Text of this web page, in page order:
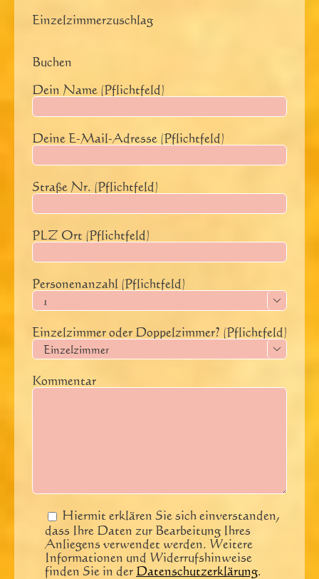
Einzelzimmerzuschlag
Buchen
Dein Name (Pflichtfeld)
Deine E-Mail-Adresse (Pflichtfeld)
Straße Nr. (Pflichtfeld)
PLZ Ort (Pflichtfeld)
Personenanzahl (Pflichtfeld)

Einzelzimmer oder Doppelzimmer? (Pflichtfeld)

Kommentar
Hiermit erklären Sie sich einverstanden,
dass Ihre Daten zur Bearbeitung Ihres
Anliegens verwendet werden. Weitere
Informationen und Widerrufshinweise
finden Sie in der Datenschutzerklärung.